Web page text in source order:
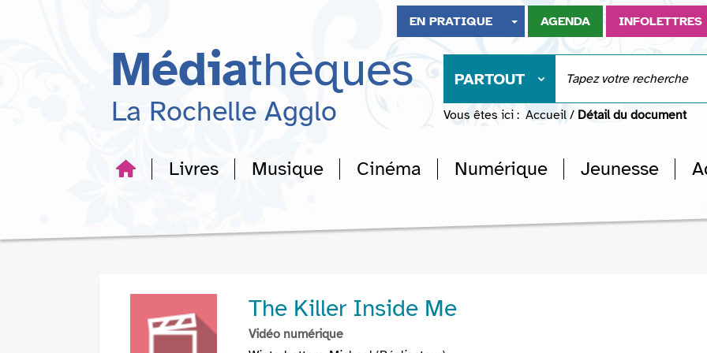
recherche
EN PRATIQUE AGENDA INFOLETTRES
Médiathèques
La Rochelle Agglo
PARTOUT
Vous êtes ici : Accueil / Détail du document
Livres Musique Cinéma Numérique Jeunesse
The Killer Inside Me
Vidéo numérique